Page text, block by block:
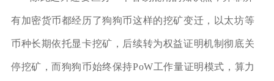
有加密货币都经历了狗狗币这样的挖矿变迁，以太坊等
币种长期依托显卡挖矿，后续转为权益证明机制彻底关
停挖矿，而狗狗币始终保持PoW工作量证明模式，算力